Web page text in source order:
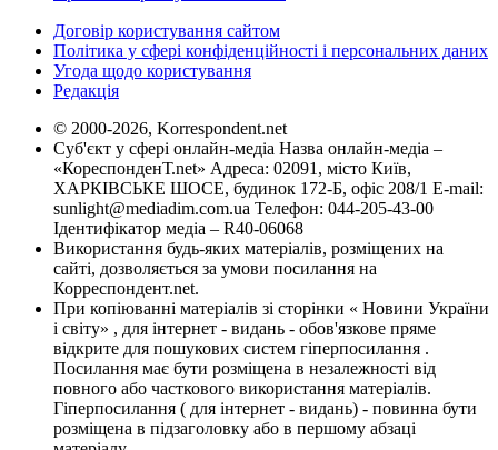
Договір користування сайтом
Політика у сфері конфіденційності і персональних даних
Угода щодо користування
Редакція
© 2000-2026, Korrespondent.net
Суб'єкт у сфері онлайн-медіа Назва онлайн-медіа –
«КореспонденТ.net» Адреса: 02091, місто Київ,
ХАРКІВСЬКЕ ШОСЕ, будинок 172-Б, офіс 208/1 E-mail:
sunlight@mediadim.com.ua Телефон: 044-205-43-00
Ідентифікатор медіа – R40-06068
Використання будь-яких матеріалів, розміщених на
сайті, дозволяється за умови посилання на
Корреспондент.net.
При копіюванні матеріалів зі сторінки « Новини України
і світу» , для інтернет - видань - обов'язкове пряме
відкрите для пошукових систем гіперпосилання .
Посилання має бути розміщена в незалежності від
повного або часткового використання матеріалів.
Гіперпосилання ( для інтернет - видань) - повинна бути
розміщена в підзаголовку або в першому абзаці